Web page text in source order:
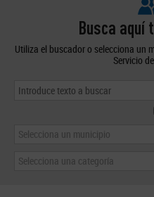
Busca aquí
Utiliza el buscador o selecciona un
Servicio
Selecciona un municipio
Selecciona una categoría